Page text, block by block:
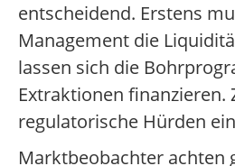
entscheidend. Erstens
Management die
lassen sich die
Extraktionen finanzieren.
regulatorische Hürden
Marktbeobachter achten